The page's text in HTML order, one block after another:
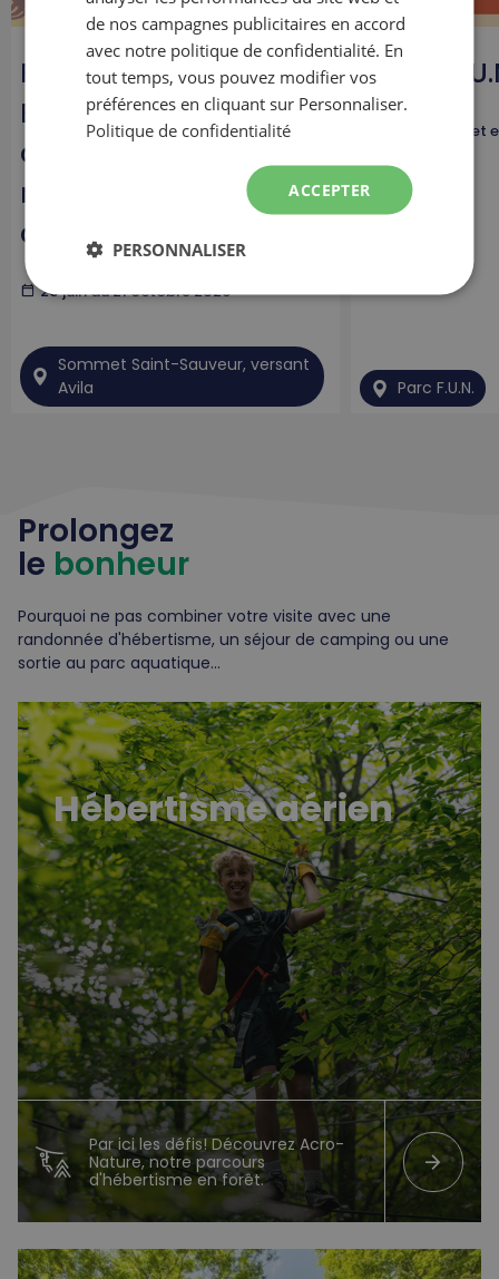
Rando x Yoga avec
Esprit Alpin - Au profit
de la Société de
recherche sur le
cancer
calendar_today 20 juin au 21 octobre 2026
Sommet Saint-Sauveur, versant
Avila
Soirée
27 juin, 11
Parc F.U.N.
Prolongez
le bonheur
Pourquoi ne pas combiner votre visite avec une
randonnée d'hébertisme, un séjour de camping ou une
sortie au parc aquatique...
Hébertisme aérien
Par ici les défis! Découvrez Acro-
Nature, notre parcours
d'hébertisme en forêt.
arrow_forward
Hébertisme
Camping et cabines
de nos campagnes publicitaires en accord
avec notre politique de confidentialité. En
tout temps, vous pouvez modifier vos
préférences en cliquant sur Personnaliser.
Politique de confidentialité
ACCEPTER
PERSONNALISER